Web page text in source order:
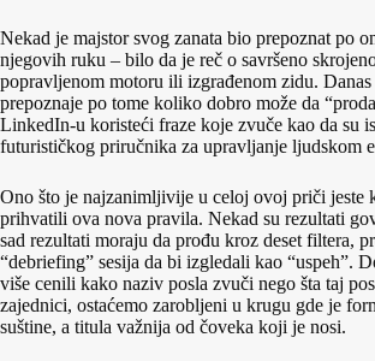
Nekad je majstor svog zanata bio prepoznat po
njegovih ruku – bilo da je reč o savršeno
popravljenom motoru ili izgrađenom zidu. Danas
prepoznaje po tome koliko dobro može da
LinkedIn-u koristeći fraze koje zvuče kao da su
futurističkog priručnika za upravljanje ljudskom
Ono što je najzanimljivije u celoj ovoj priči jeste
prihvatili ova nova pravila. Nekad su rezultati
sad rezultati moraju da prođu kroz deset filtera,
“debriefing” sesija da bi izgledali kao “uspeh”.
više cenili kako naziv posla zvuči nego šta taj
zajednici, ostaćemo zarobljeni u krugu gde je
suštine, a titula važnija od čoveka koji je nosi.